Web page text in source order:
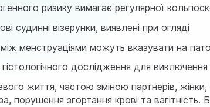
ризику вимагає регулярної
судинні візерунки, виявлені при огляді
між менструаціями можуть вказувати на
дослідження для
життя, частою зміною партнерів,
згортання крові та вагітність.